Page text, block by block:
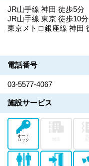
JR山手線 神田 徒歩5分
JR山手線 東京 徒歩10分
東京メトロ銀座線 神田
電話番号
03-5577-4067
施設サービス
オート
ロック